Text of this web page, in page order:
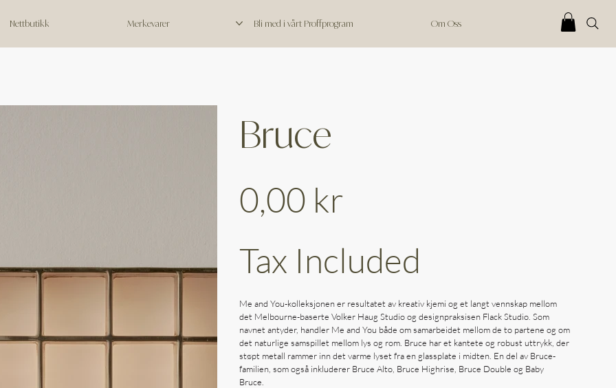
Nettbutikk Merkevarer Bli med i vårt Proffprogram Om Oss
Bruce
0,00 kr
Tax Included
Me and You-kolleksjonen er resultatet av kreativ kjemi og et langt vennskap mellom
det Melbourne-baserte Volker Haug Studio og designpraksisen Flack Studio. Som
navnet antyder, handler Me and You både om samarbeidet mellom de to partene og om
det naturlige samspillet mellom lys og rom. Bruce har et kantete og robust uttrykk, der
støpt metall rammer inn det varme lyset fra en glassplate i midten. En del av Bruce-
familien, som også inkluderer Bruce Alto, Bruce Highrise, Bruce Double og Baby
Bruce.